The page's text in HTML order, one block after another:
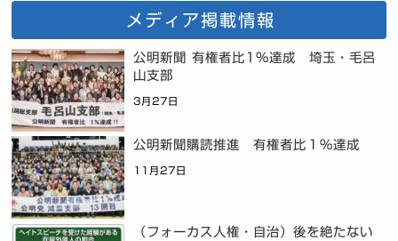
メディア掲載情報
公明新聞 有権者比1%達成 埼玉・毛呂
山支部
3月27日
公明新聞購読推進 有権者比１％達成
11月27日
（フォーカス人権・自治）後を絶たない